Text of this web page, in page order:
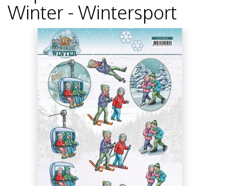
Winter - Wintersport